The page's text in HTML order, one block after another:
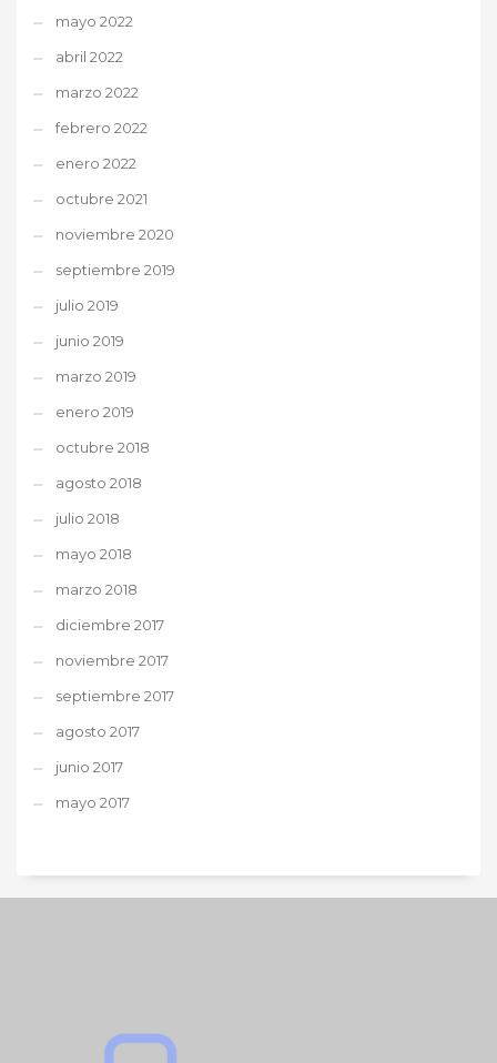
mayo 2022
abril 2022
marzo 2022
febrero 2022
enero 2022
octubre 2021
noviembre 2020
septiembre 2019
julio 2019
junio 2019
marzo 2019
enero 2019
octubre 2018
agosto 2018
julio 2018
mayo 2018
marzo 2018
diciembre 2017
noviembre 2017
septiembre 2017
agosto 2017
junio 2017
mayo 2017